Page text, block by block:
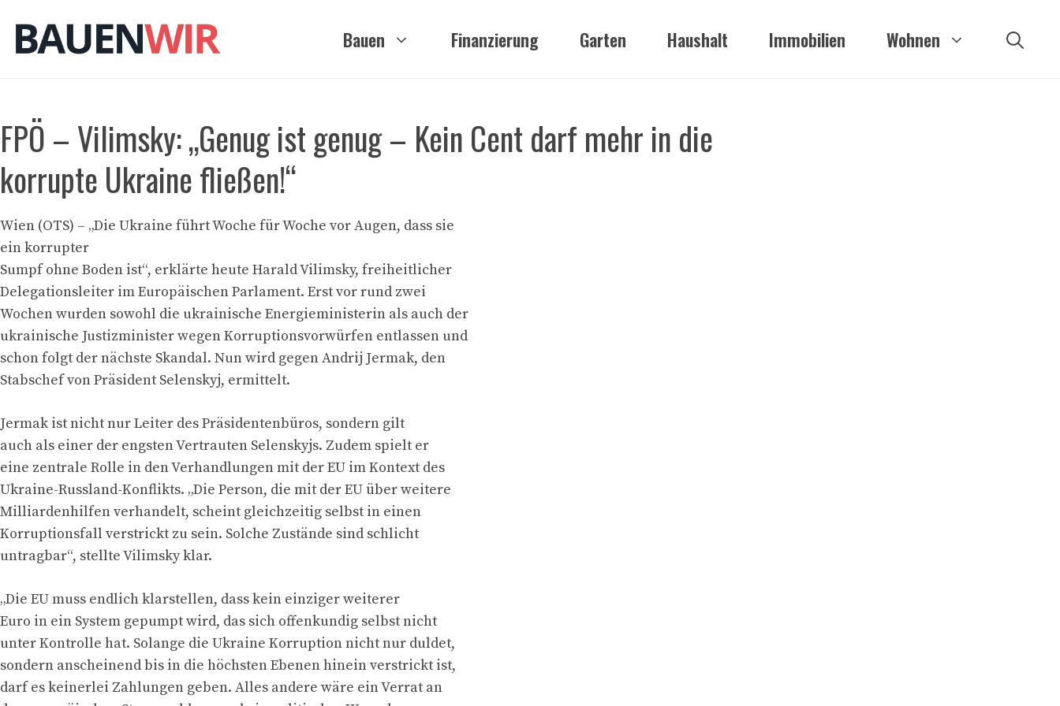
Inhalt
springen
Bauen Finanzierung Garten Haushalt Immobilien Wohnen
FPÖ – Vilimsky: „Genug ist genug – Kein Cent darf mehr in die
korrupte Ukraine fließen!“
Wien (OTS) – „Die Ukraine führt Woche für Woche vor Augen, dass sie
ein korrupter
Sumpf ohne Boden ist“, erklärte heute Harald Vilimsky, freiheitlicher
Delegationsleiter im Europäischen Parlament. Erst vor rund zwei
Wochen wurden sowohl die ukrainische Energieministerin als auch der
ukrainische Justizminister wegen Korruptionsvorwürfen entlassen und
schon folgt der nächste Skandal. Nun wird gegen Andrij Jermak, den
Stabschef von Präsident Selenskyj, ermittelt.
Jermak ist nicht nur Leiter des Präsidentenbüros, sondern gilt
auch als einer der engsten Vertrauten Selenskyjs. Zudem spielt er
eine zentrale Rolle in den Verhandlungen mit der EU im Kontext des
Ukraine-Russland-Konflikts. „Die Person, die mit der EU über weitere
Milliardenhilfen verhandelt, scheint gleichzeitig selbst in einen
Korruptionsfall verstrickt zu sein. Solche Zustände sind schlicht
untragbar“, stellte Vilimsky klar.
„Die EU muss endlich klarstellen, dass kein einziger weiterer
Euro in ein System gepumpt wird, das sich offenkundig selbst nicht
unter Kontrolle hat. Solange die Ukraine Korruption nicht nur duldet,
sondern anscheinend bis in die höchsten Ebenen hinein verstrickt ist,
darf es keinerlei Zahlungen geben. Alles andere wäre ein Verrat an